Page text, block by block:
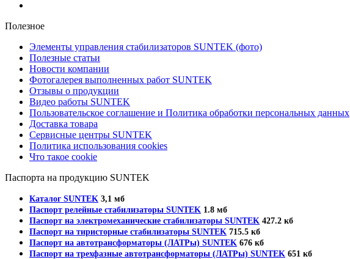
Полезное
Элементы управления стабилизаторов SUNTEK (фото)
Полезные статьи
Новости компании
Фотогалерея выполненных работ SUNTEK
Отзывы о продукции
Видео работы SUNTEK
Пользовательское соглашение и Политика обработки персональных данных
Доставка товара
Сервисные центры SUNTEK
Политика использования cookies
Что такое cookie
Паспорта на продукцию SUNTEK
Каталог SUNTEK 3,1 мб
Паспорт релейные стабилизаторы SUNTEK 1.8 мб
Паспорт на электромеханические стабилизаторы SUNTEK 427.2 кб
Паспорт на тиристорные стабилизаторы SUNTEK 715.5 кб
Паспорт на автотрансформаторы (ЛАТРы) SUNTEK 676 кб
Паспорт на трехфазные автотрансформаторы (ЛАТРы) SUNTEK 651 кб